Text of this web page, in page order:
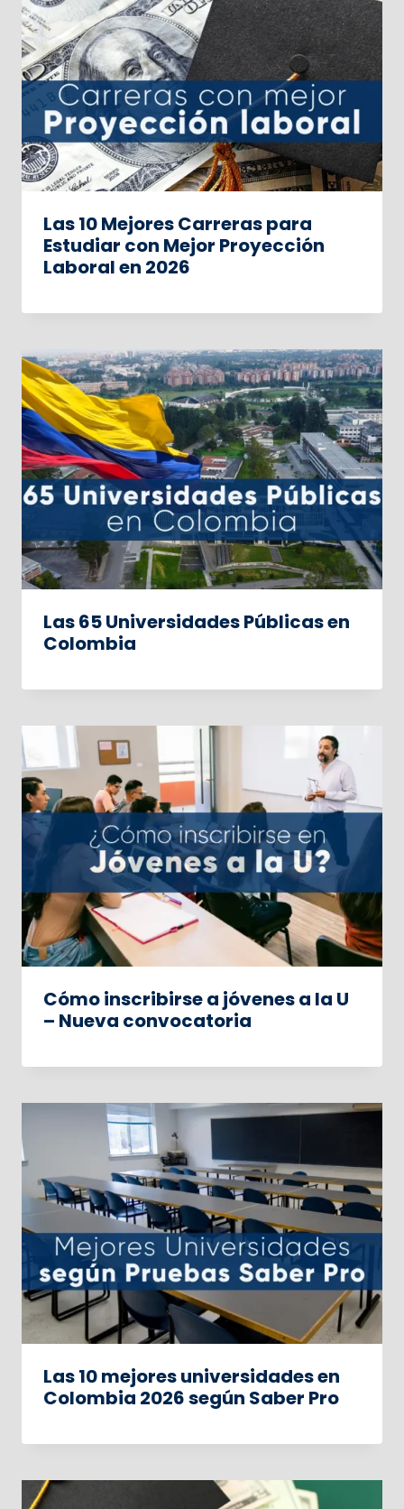
Las 10 Mejores Carreras para
Estudiar con Mejor Proyección
Laboral en 2026
Las 65 Universidades Públicas en
Colombia
Cómo inscribirse a jóvenes a la U
– Nueva convocatoria
Las 10 mejores universidades en
Colombia 2026 según Saber Pro